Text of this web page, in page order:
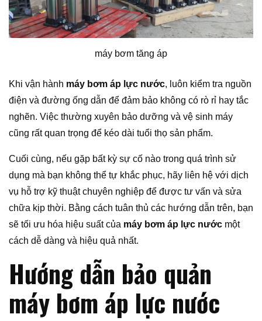
máy bơm tăng áp
Khi vận hành máy bơm áp lực nước, luôn kiểm tra nguồn
điện và đường ống dẫn để đảm bảo không có rò rỉ hay tắc
nghẽn. Việc thường xuyên bảo dưỡng và vệ sinh máy
cũng rất quan trọng để kéo dài tuổi thọ sản phẩm.
Cuối cùng, nếu gặp bất kỳ sự cố nào trong quá trình sử
dụng mà bạn không thể tự khắc phục, hãy liên hệ với dịch
vụ hỗ trợ kỹ thuật chuyên nghiệp để được tư vấn và sửa
chữa kịp thời. Bằng cách tuân thủ các hướng dẫn trên, bạn
sẽ tối ưu hóa hiệu suất của máy bơm áp lực nước một
cách dễ dàng và hiệu quả nhất.
Hướng dẫn bảo quản
máy bơm áp lực nước